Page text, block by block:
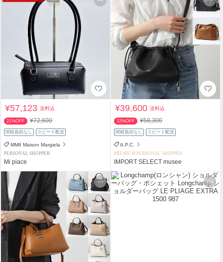
¥57,123送料込
21%OFF ¥72,600
関税負担なし スピード配送
MM6 Maison Margiela
PERSONAL SHOPPER
Mi piace
¥39,600送料込
32%OFF ¥58,300
関税負担なし スピード配送
A.P.C.
PREMIUM PERSONAL SHOPPER
IMPORT SELECT musee